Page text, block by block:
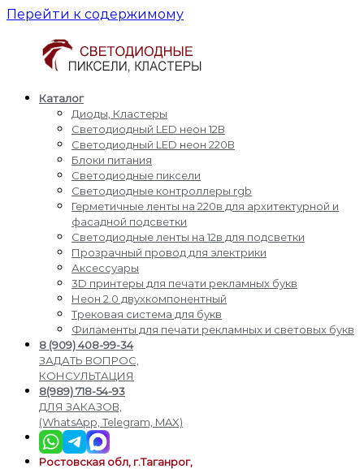
Перейти к содержимому
Светодиодные
пиксели
кластеры
Производство
доставка
светодиодные
пиксели,
кластеры,
светодиодный
питания,
светодиодные
контроллеры
прожекторы
подсветки
Каталог
Диоды, Кластеры
Светодиодный LED неон 12В
Светодиодный LED неон 220В
Блоки питания
Светодиодные пиксели
Светодиодные контроллеры rgb
Герметичные ленты на 220в для архитектурной и
фасадной подсветки
Светодиодные ленты на 12в для подсветки
Прозрачный провод для электрики
Аксессуары
3D принтеры для печати рекламных букв
Неон 2.0 двухкомпонентный
Трековая система для букв
Филаменты для печати рекламных и световых букв
8 (909) 408-99-34
ЗАДАТЬ ВОПРОС,
КОНСУЛЬТАЦИЯ
8(989) 718-54-93
ДЛЯ ЗАКАЗОВ,
(WhatsApp, Telegram, MAX)
Ростовская обл, г.Таганрог,